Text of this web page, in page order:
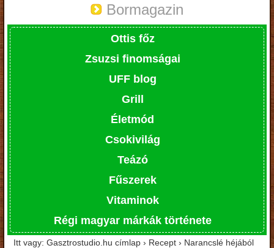
Bormagazin
Ottis főz
Zsuzsi finomságai
UFF blog
Grill
Életmód
Csokivilág
Teázó
Fűszerek
Vitaminok
Régi magyar márkák története
Itt vagy: Gasztrostudio.hu címlap › Recept › Narancslé héjából